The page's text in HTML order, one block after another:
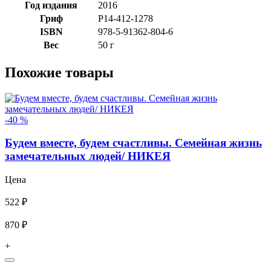
Год издания
2016
Гриф
Р14-412-1278
ISBN
978-5-91362-804-6
Вес
50 г
Похожие товары
-40 %
Будем вместе, будем счастливы. Семейная жизнь
замечательных людей/ НИКЕЯ
Цена
522 ₽
870 ₽
+